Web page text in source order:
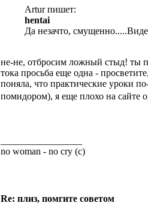
Artur пишет:
hentai
Да незачто,
не-не, отбросим ложный стыд! ты
тока просьба еще одна -
поняла, что практические уроки
помидором), я еще плохо на сайте
no woman - no cry (c)
Re: плиз, помгите советом